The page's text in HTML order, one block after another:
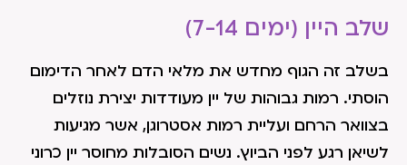
שלב היין (ימים 7-14)
בשלב זה הגוף מחדש את מלאי הדם לאחר הדימום
הוסתי. רמות גבוהות של יין מעודדות יצירת נוזלים
בצוואר הרחם ועליית רמות אסטרוגן, אשר מגיעות
לשיאן רגע לפני הביוץ. נשים הסובלות מחוסר יין כרוני